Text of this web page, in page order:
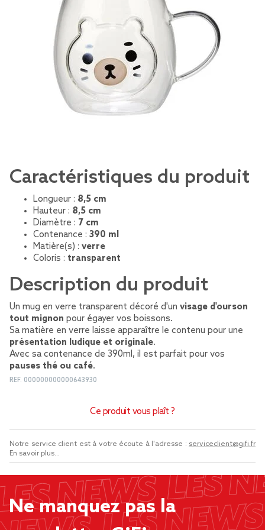
Caractéristiques du produit
Longueur : 8,5 cm
Hauteur : 8,5 cm
Diamètre : 7 cm
Contenance : 390 ml
Matière(s) : verre
Coloris : transparent
Description du produit
Un mug en verre transparent décoré d'un visage d'ourson
tout mignon pour égayer vos boissons.
Sa matière en verre laisse apparaître le contenu pour une
présentation ludique et originale.
Avec sa contenance de 390ml, il est parfait pour vos
pauses thé ou café.
REF. 000000000000643930
Ce produit vous plaît ?
Notre service client est à votre écoute à l'adresse : serviceclient@gifi.fr
En savoir plus...
Ne manquez pas la